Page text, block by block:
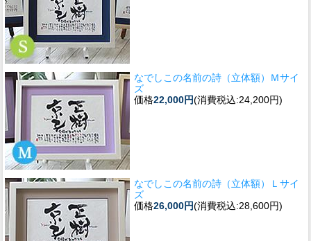
なでしこの名前の詩（立体額）Ｍサイ
ズ
価格22,000円(消費税込:24,200円)
なでしこの名前の詩（立体額）Ｌサイ
ズ
価格26,000円(消費税込:28,600円)